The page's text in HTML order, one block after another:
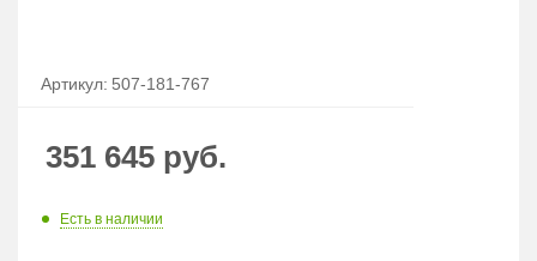
Артикул: 507-181-767
351 645 руб.
Есть в наличии